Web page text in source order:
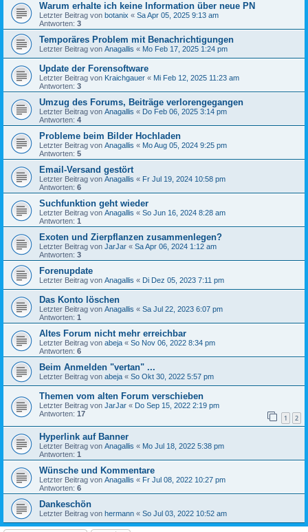
Warum erhalte ich keine Information über neue PN
Letzter Beitrag von botanix « Sa Apr 05, 2025 9:13 am
Antworten: 3
Temporäres Problem mit Benachrichtigungen
Letzter Beitrag von Anagallis « Mo Feb 17, 2025 1:24 pm
Update der Forensoftware
Letzter Beitrag von Kraichgauer « Mi Feb 12, 2025 11:23 am
Antworten: 3
Umzug des Forums, Beiträge verlorengegangen
Letzter Beitrag von Anagallis « Do Feb 06, 2025 3:14 pm
Antworten: 4
Probleme beim Bilder Hochladen
Letzter Beitrag von Anagallis « Mo Aug 05, 2024 9:25 pm
Antworten: 5
Email-Versand gestört
Letzter Beitrag von Anagallis « Fr Jul 19, 2024 10:58 pm
Antworten: 6
Suchfunktion geht wieder
Letzter Beitrag von Anagallis « So Jun 16, 2024 8:28 am
Antworten: 1
Exoten und Zierpflanzen zusammenlegen?
Letzter Beitrag von JarJar « Sa Apr 06, 2024 1:12 am
Antworten: 3
Forenupdate
Letzter Beitrag von Anagallis « Di Dez 05, 2023 7:11 pm
Das Konto löschen
Letzter Beitrag von Anagallis « Sa Jul 22, 2023 6:07 pm
Antworten: 1
Altes Forum nicht mehr erreichbar
Letzter Beitrag von abeja « So Nov 06, 2022 8:34 pm
Antworten: 6
Beim Anmelden "vertan" ...
Letzter Beitrag von abeja « So Okt 30, 2022 5:57 pm
Themen vom alten Forum verschieben
Letzter Beitrag von JarJar « Do Sep 15, 2022 2:19 pm
Antworten: 17 1 2
Hyperlink auf Banner
Letzter Beitrag von Anagallis « Mo Jul 18, 2022 5:38 pm
Antworten: 1
Wünsche und Kommentare
Letzter Beitrag von Anagallis « Fr Jul 08, 2022 10:27 pm
Antworten: 6
Dankeschön
Letzter Beitrag von hermann « So Jul 03, 2022 10:52 am